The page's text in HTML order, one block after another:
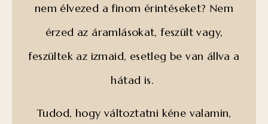
nem élvezed a finom érintéseket? Nem
érzed az áramlásokat, feszült vagy,
feszültek az izmaid, esetleg be van állva a
hátad is.
Tudod, hogy változtatni kéne valamin,